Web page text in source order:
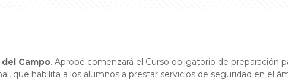
Campo. Aprobé comenzará el Curso obligatorio de preparación
que habilita a los alumnos a prestar servicios de seguridad en el